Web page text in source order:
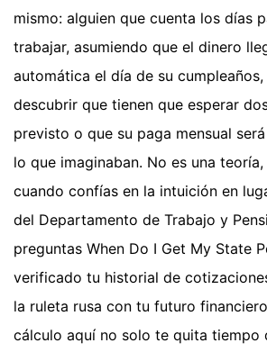
mismo: alguien que cuenta los días
trabajar, asumiendo que el dinero
automática el día de su
descubrir que tienen que esperar
previsto o que su paga mensual
lo que imaginaban. No es una
cuando confías en la intuición en
del Departamento de Trabajo y
preguntas When Do I Get My State
verificado tu historial de
la ruleta rusa con tu futuro
cálculo aquí no solo te quita tiempo